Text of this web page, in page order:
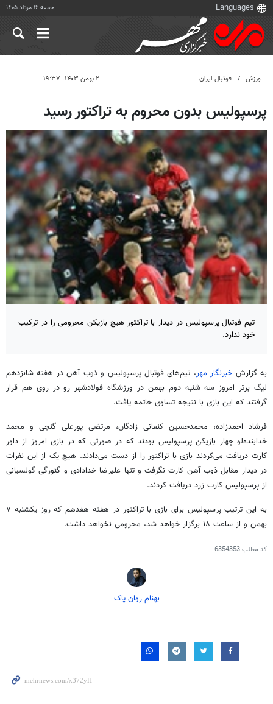
جمعه ۱۶ مرداد ۱۴۰۵
ورزش فوتبال ایران ۲ بهمن ۱۴۰۳، ۱۹:۳۷
پرسپولیس بدون محروم به تراکتور رسید
تیم فوتبال پرسپولیس در دیدار با تراکتور هیچ بازیکن محرومی را در ترکیب
خود ندارد.
به گزارش خبرنگار مهر، تیم‌های فوتبال پرسپولیس و ذوب آهن در هفته شانزدهم
لیگ برتر امروز سه شنبه دوم بهمن در ورزشگاه فولادشهر رو در روی هم قرار
گرفتند که این بازی با نتیجه تساوی خاتمه یافت.
فرشاد احمدزاده، محمدحسین کنعانی زادگان، مرتضی پورعلی گنجی و محمد
خدابنده‌لو چهار بازیکن پرسپولیس بودند که در صورتی که در بازی امروز از داور
کارت دریافت می‌کردند بازی با تراکتور را از دست می‌دادند. هیچ یک از این نفرات
در دیدار مقابل ذوب آهن کارت نگرفت و تنها علیرضا خدادادی و گئورگی گولسیانی
از پرسپولیس کارت زرد دریافت کردند.
به این ترتیب پرسپولیس برای بازی با تراکتور در هفته هفدهم که روز یکشنبه ۷
بهمن و از ساعت ۱۸ برگزار خواهد شد، محرومی نخواهد داشت.
کد مطلب6354353
بهنام روان پاک